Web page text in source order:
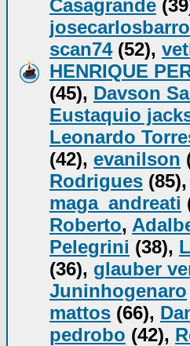
Casagrande
scan74(52),
HENRIQUE
(45), Davson
Eustaquio
Leonardo
(42), evanilson
Rodrigues (85),
maga_andreati
Roberto,
Pelegrini (38),
(36), glauber
Juninhogenaro
mattos (66),
pedrobo (42),